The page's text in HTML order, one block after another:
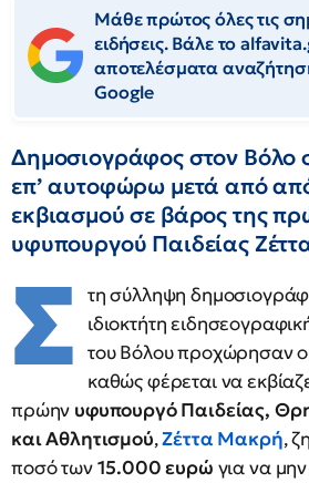
Μάθε πρώτος όλες τις
ειδήσεις. Βάλε το
αποτελέσματα
Google
Δημοσιογράφος στον Βόλο
επ’ αυτοφώρω μετά από
εκβιασμού σε βάρος της
υφυπουργού Παιδείας
Σ τη σύλληψη
ιδιοκτήτη
του Βόλου προχώρησαν
καθώς φέρεται να
πρώην υφυπουργό Παιδείας,
και Αθλητισμού,Ζέττα Μακρή,
ποσό των15.000 ευρώ για να